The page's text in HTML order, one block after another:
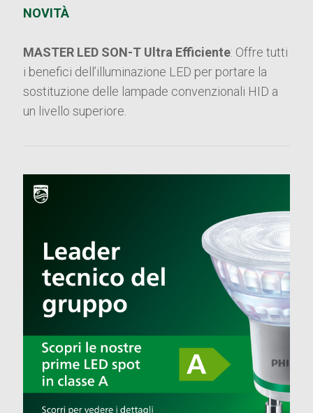
NOVITÀ
MASTER LED SON-T Ultra Efficiente: Offre tutti
i benefici dell’illuminazione LED per portare la
sostituzione delle lampade convenzionali HID a
un livello superiore.